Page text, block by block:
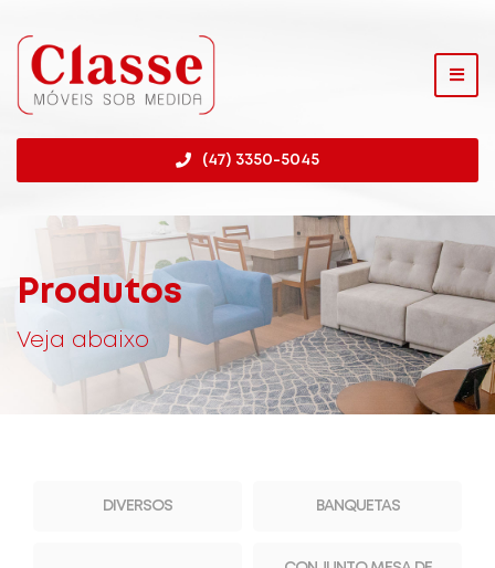
(47) 3350-5045
Produtos
Veja abaixo
DIVERSOS BANQUETAS